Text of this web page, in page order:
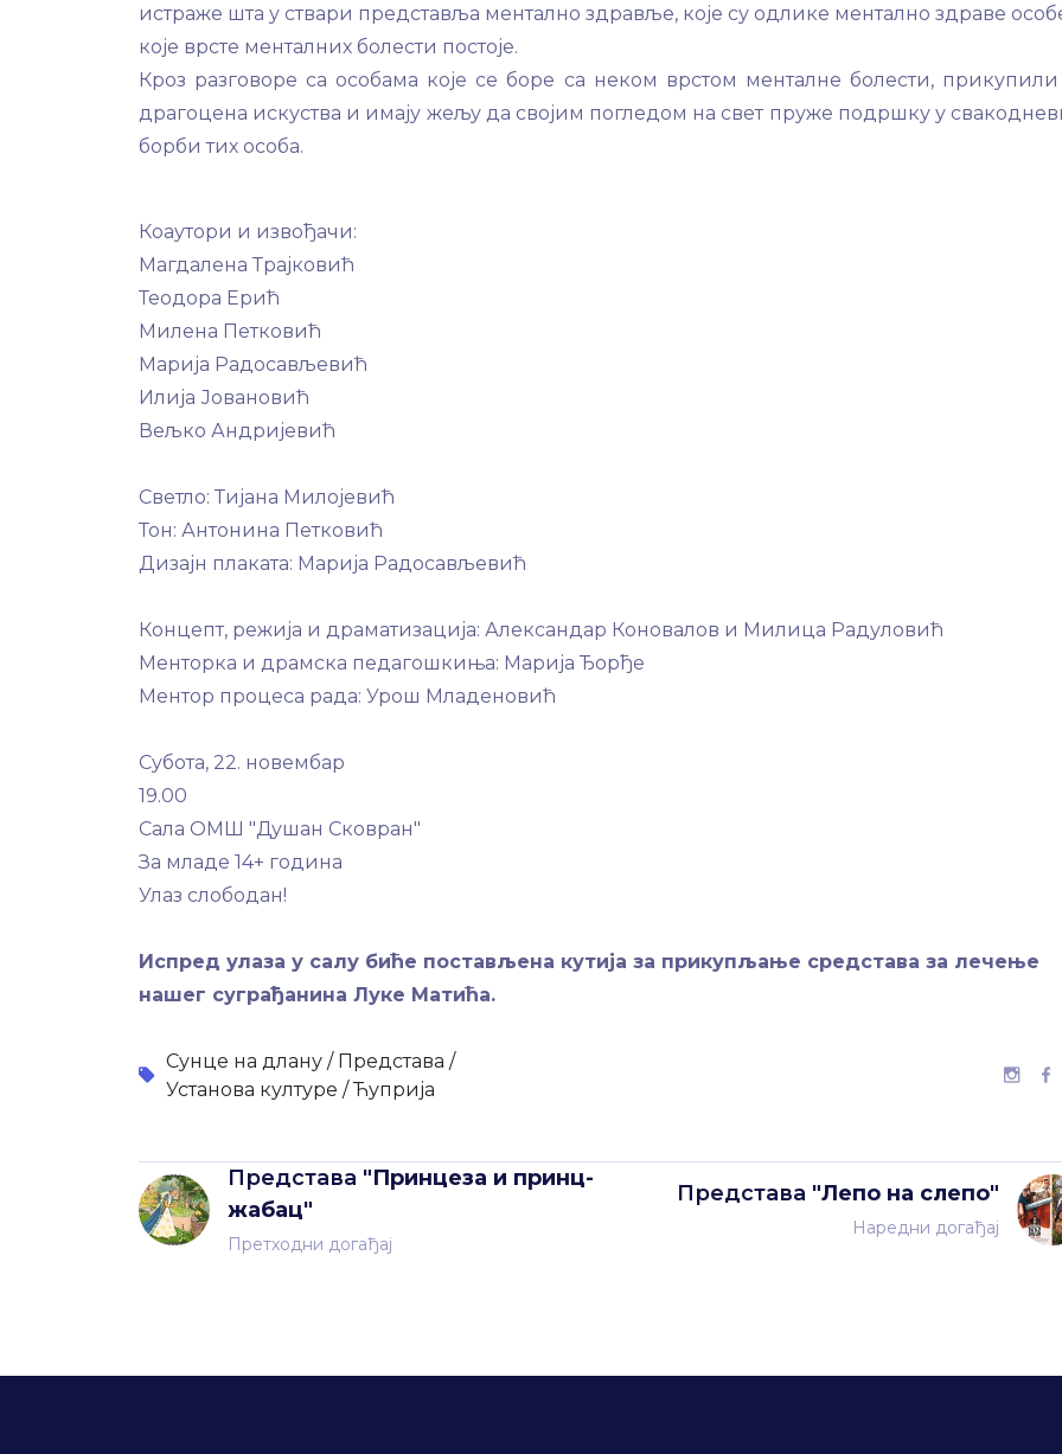
истраже шта у ствари представља ментално здравље, које су одлике ментално здраве
које врсте менталних болести постоје.
Кроз разговоре са особама које се боре са неком врстом менталне болести, прикупили
драгоцена искуства и имају жељу да својим погледом на свет пруже подршку у
борби тих особа.
Коаутори и извођачи:
Магдалена Трајковић
Теодора Ерић
Милена Петковић
Марија Радосављевић
Илија Јовановић
Вељко Андријевић
Светло: Тијана Милојевић
Тон: Антонина Петковић
Дизајн плаката: Марија Радосављевић
Концепт, режија и драматизација: Александар Коновалов и Милица Радуловић
Менторка и драмска педагошкиња: Марија Ђорђе
Ментор процеса рада: Урош Младеновић
Субота, 22. новембар
19.00
Сала ОМШ "Душан Сковран"
За младе 14+ година
Улаз слободан!
Испред улаза у салу биће постављена кутија за прикупљање средстава за лечење
нашег суграђанина Луке Матића.
Сунце на длану / Представа /
Установа културе /Ћуприја
Представа "Принцеза и принц-
жабац"
Претходни догађај
Представа "Лепо на слепо"
Наредни догађај